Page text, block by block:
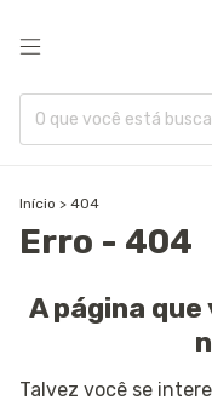
Início > 404
Erro - 404
A página
Talvez você se